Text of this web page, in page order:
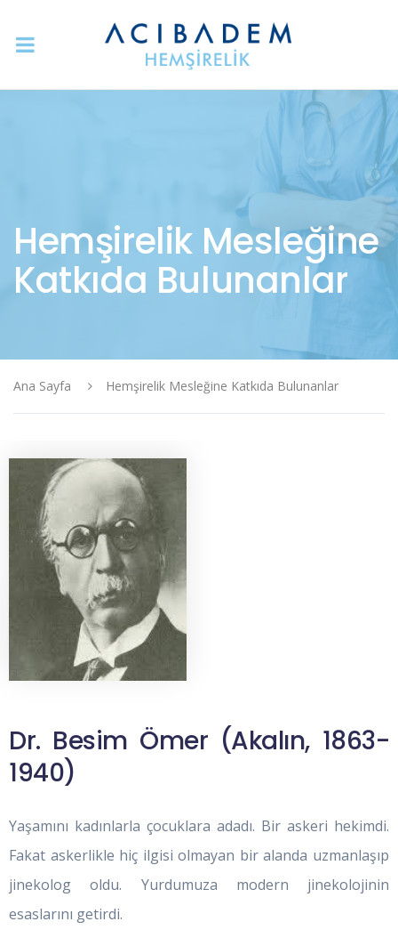
Hemşirelik Mesleğine
Katkıda Bulunanlar
Ana Sayfa Hemşirelik Mesleğine Katkıda Bulunanlar
Dr. Besim Ömer (Akalın, 1863-
1940)
Yaşamını kadınlarla çocuklara adadı. Bir askeri hekimdi.
Fakat askerlikle hiç ilgisi olmayan bir alanda uzmanlaşıp
jinekolog oldu. Yurdumuza modern jinekolojinin
esaslarını getirdi.